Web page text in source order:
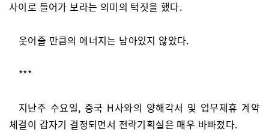
사이로 들어가 보라는 의미의 턱짓을 했다.
웃어줄 만큼의 에너지는 남아있지 않았다.
***
지난주 수요일, 중국 H사와의 양해각서 및 업무제휴 계약
체결이 갑자기 결정되면서 전략기획실은 매우 바빠졌다.